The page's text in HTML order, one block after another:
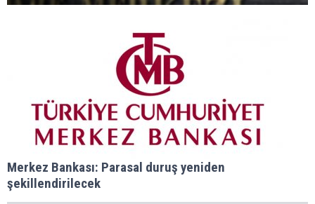
Merkez Bankası: Parasal duruş yeniden
şekillendirilecek